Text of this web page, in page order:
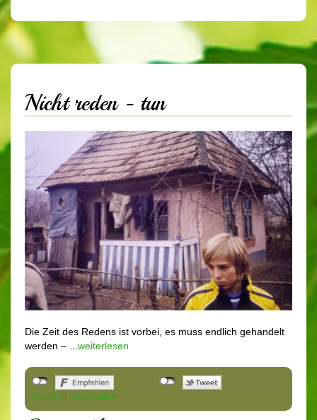
Nicht reden - tun
Die Zeit des Redens ist vorbei, es muss endlich gehandelt
werden – ...weiterlesen
Als Mail versenden